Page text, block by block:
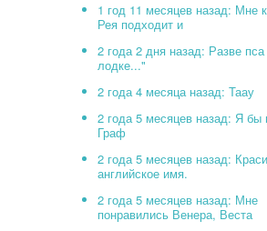
1 год 11 месяцев назад: Мне
Рея подходит и
2 года 2 дня назад: Разве
лодке..."
2 года 4 месяца назад: Таау
2 года 5 месяцев назад: Я бы
Граф
2 года 5 месяцев назад:
английское имя.
2 года 5 месяцев назад: Мне
понравились Венера, Веста